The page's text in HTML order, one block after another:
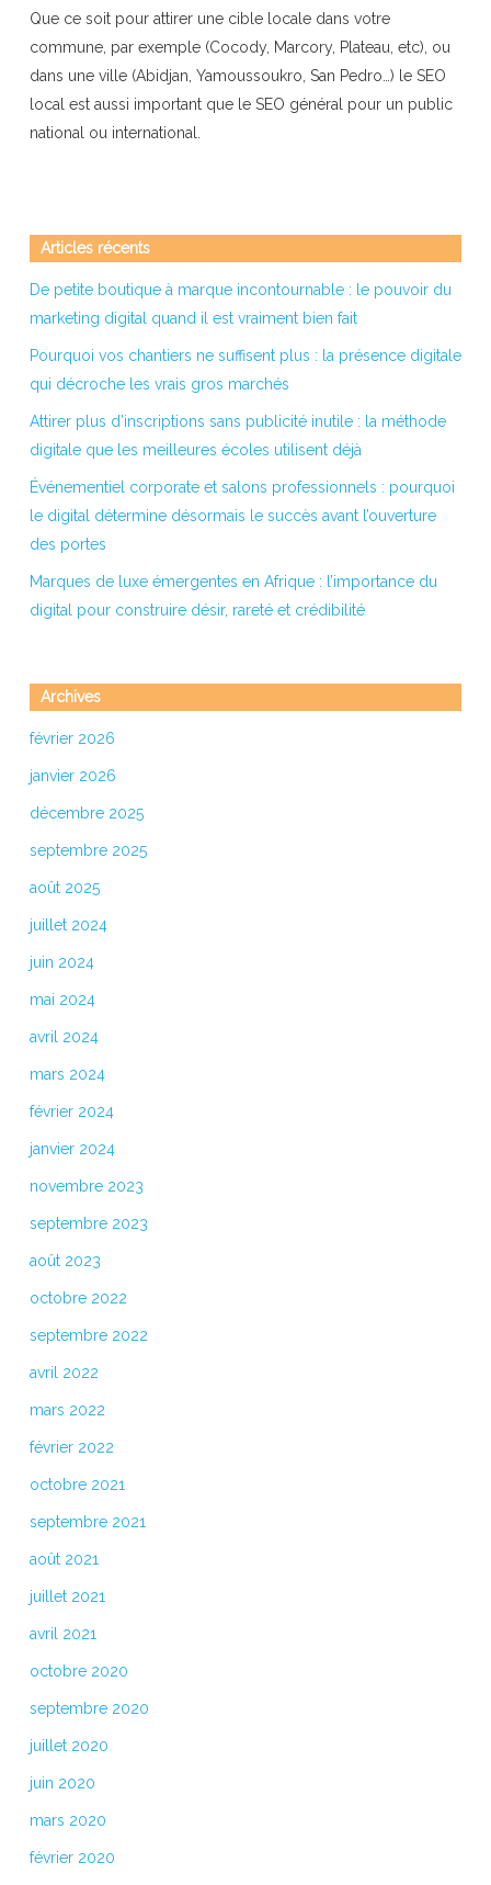
Que ce soit pour attirer une cible locale dans votre
commune, par exemple (Cocody, Marcory, Plateau, etc), ou
dans une ville (Abidjan, Yamoussoukro, San Pedro…) le SEO
local est aussi important que le SEO général pour un public
national ou international.
Articles récents
De petite boutique à marque incontournable : le pouvoir du
marketing digital quand il est vraiment bien fait
Pourquoi vos chantiers ne suffisent plus : la présence digitale
qui décroche les vrais gros marchés
Attirer plus d’inscriptions sans publicité inutile : la méthode
digitale que les meilleures écoles utilisent déjà
Événementiel corporate et salons professionnels : pourquoi
le digital détermine désormais le succès avant l’ouverture
des portes
Marques de luxe émergentes en Afrique : l’importance du
digital pour construire désir, rareté et crédibilité
Archives
février 2026
janvier 2026
décembre 2025
septembre 2025
août 2025
juillet 2024
juin 2024
mai 2024
avril 2024
mars 2024
février 2024
janvier 2024
novembre 2023
septembre 2023
août 2023
octobre 2022
septembre 2022
avril 2022
mars 2022
février 2022
octobre 2021
septembre 2021
août 2021
juillet 2021
avril 2021
octobre 2020
septembre 2020
juillet 2020
juin 2020
mars 2020
février 2020